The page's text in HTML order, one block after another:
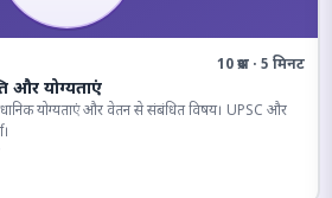
10 प्रश्न · 5 मिनट
और योग्यताएं
योग्यताएं और वेतन से संबंधित विषय। UPSC और